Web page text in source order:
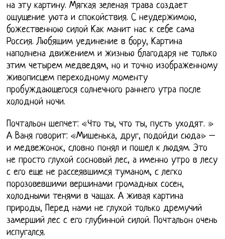
на эту картину. Мягкая зеленая трава создает
ощущение уюта и спокойствия. С неудержимою,
божественною силой Как манит нас к себе сама
Россия. Любящим уединение в бору, Картина
наполнена движением и жизнью благодаря не только
этим четырем медведям, но и точно изображенному
живописцем переходному моменту
пробуждающегося солнечного раннего утра после
холодной ночи.
Почтальон шепчет: «Что ты, что ты, пусть уходят. »
А Ваня говорит: «Мишенька, друг, подойди сюда» –
и медвежонок, словно понял и пошел к людям. Это
не просто глухой сосновый лес, а именно утро в лесу
с его еще не рассеявшимся туманом, с легко
порозовевшими вершинами громадных сосен,
холодными тенями в чащах. А живая картина
природы, Перед нами не глухой только дремучий
замерший лес с его глубинной силой. Почтальон очень
испугался.